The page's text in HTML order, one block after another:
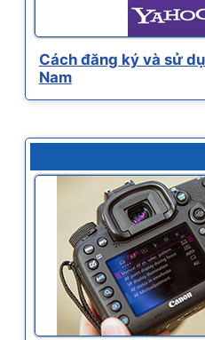
Cách đăng ký và sử
Nam